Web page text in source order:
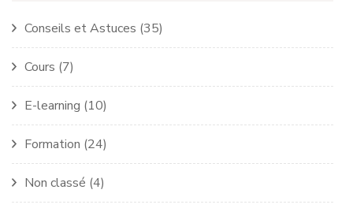
Conseils et Astuces (35)
Cours (7)
E-learning (10)
Formation (24)
Non classé (4)